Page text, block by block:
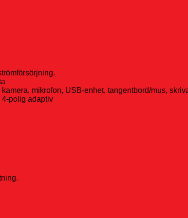
mikrofon, USB-enhet, tangentbord/mus,
4-polig adaptiv